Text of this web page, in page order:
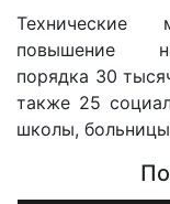
Технические
повышение
порядка 30
также 25
школы,